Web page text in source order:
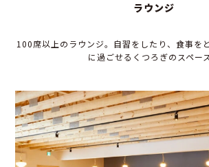
ラウンジ
100席以上のラウンジ。自習をしたり、食事を
に過ごせるくつろぎのスペース